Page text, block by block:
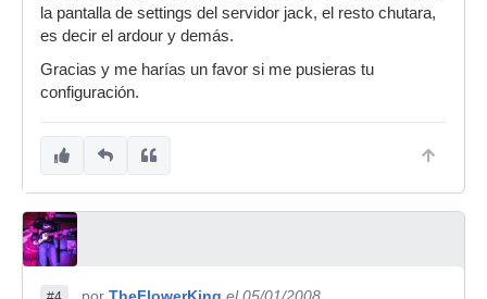
la pantalla de settings del servidor jack, el resto chutara,
es decir el ardour y demás.
Gracias y me harías un favor si me pusieras tu
configuración.